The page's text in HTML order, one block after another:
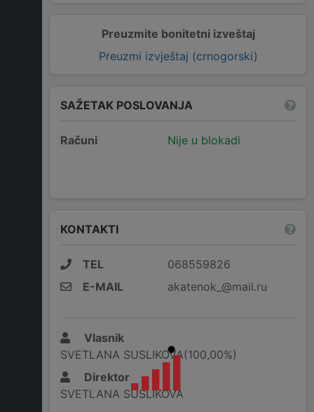
Preuzmite bonitetni izveštaj
Preuzmi izvještaj (crnogorski)
SAŽETAK POSLOVANJA
Računi Nije u blokadi
KONTAKTI
TEL
068559826
E-MAIL
akatenok_@mail.ru
Vlasnik
SVETLANA SUSLIKOVA(100,00%)
Direktor
SVETLANA SUSLIKOVA